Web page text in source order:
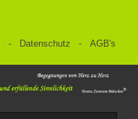
- Datenschutz - AGB's